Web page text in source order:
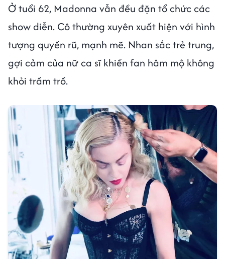
Ở tuổi 62, Madonna vẫn đều đặn tổ chức các
show diễn. Cô thường xuyên xuất hiện với hình
tượng quyến rũ, mạnh mẽ. Nhan sắc trẻ trung,
gợi cảm của nữ ca sĩ khiến fan hâm mộ không
khỏi trầm trồ.